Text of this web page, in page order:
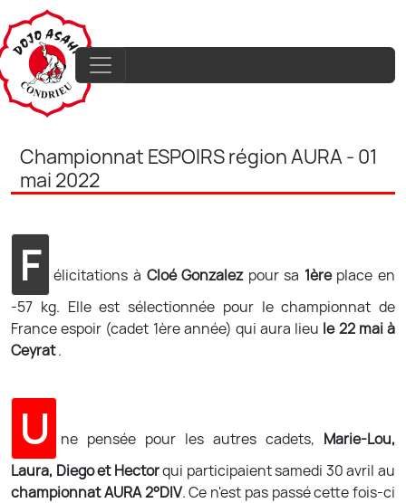
Championnat ESPOIRS région AURA - 01
mai 2022
F élicitations à Cloé Gonzalez pour sa 1ère place en
-57 kg. Elle est sélectionnée pour le championnat de
France espoir (cadet 1ère année) qui aura lieu le 22 mai à
Ceyrat.
U ne pensée pour les autres cadets, Marie-Lou,
Laura, Diego et Hectorqui participaient samedi 30 avril au
championnat AURA 2°DIV. Ce n'est pas passé cette fois-ci